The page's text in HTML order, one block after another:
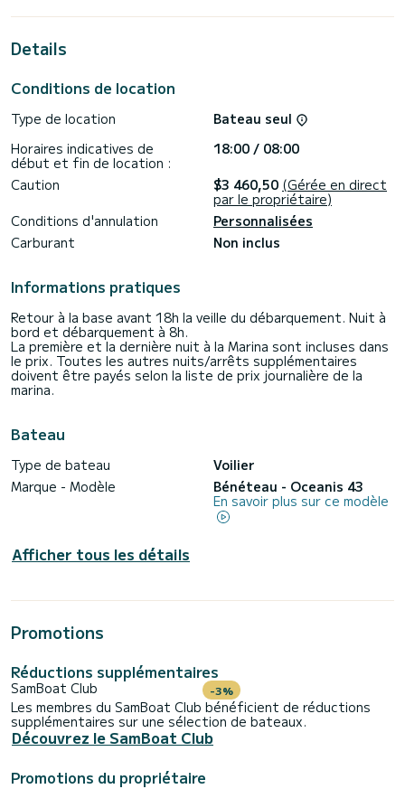
extraordinaires sur l'eau près de Portisco.
Pour votre confort, Libra dispose de 2 avec douche
et d'un génois sur enrouleur. Il dispose des équipements
location, vous pouvez envoyer un message via la plateforme
Samboat. Un consultant SamBoat répondra à votre question
Details
Conditions de location
Type de location
Bateau seul
Horaires indicatives de
début et fin de location :
18:00 / 08:00
Caution
$3 460,50 (Gérée en direct
par le propriétaire)
Conditions d'annulation
Personnalisées
Carburant
Non inclus
Informations pratiques
Retour à la base avant 18h la veille du débarquement. Nuit à
bord et débarquement à 8h.
La première et la dernière nuit à la Marina sont incluses dans
le prix. Toutes les autres nuits/arrêts supplémentaires
doivent être payés selon la liste de prix journalière de la
marina.
Bateau
Type de bateau
Voilier
Marque - Modèle
Bénéteau - Oceanis 43
En savoir plus sur ce modèle
Afficher tous les détails
Promotions
Réductions supplémentaires
SamBoat Club -3%
Les membres du SamBoat Club bénéficient de réductions
supplémentaires sur une sélection de bateaux.
Découvrez le SamBoat Club
Promotions du propriétaire